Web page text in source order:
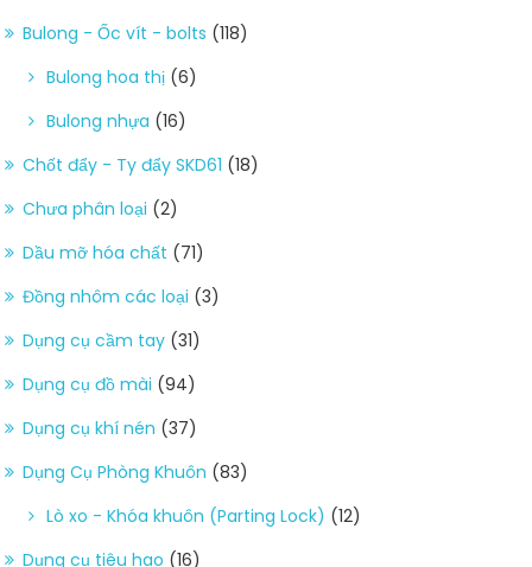
Bulong - Ốc vít - bolts (118)
Bulong hoa thị (6)
Bulong nhựa (16)
Chốt đẩy - Ty đẩy SKD61 (18)
Chưa phân loại (2)
Dầu mỡ hóa chất (71)
Đồng nhôm các loại (3)
Dụng cụ cầm tay (31)
Dụng cụ đồ mài (94)
Dụng cụ khí nén (37)
Dụng Cụ Phòng Khuôn (83)
Lò xo - Khóa khuôn (Parting Lock) (12)
Dụng cụ tiêu hao (16)